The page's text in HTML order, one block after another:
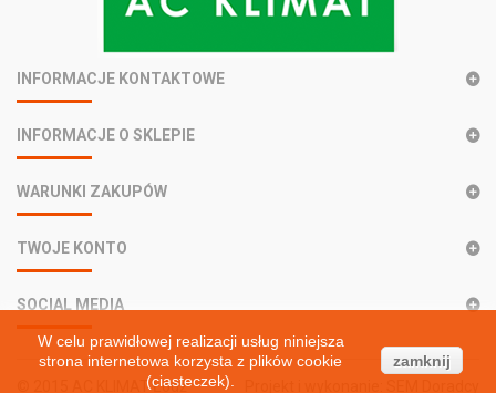
INFORMACJE KONTAKTOWE
INFORMACJE O SKLEPIE
WARUNKI ZAKUPÓW
© 2015 AC KLIMAT Łódź
TWOJE KONTO
SOCIAL MEDIA
W celu prawidłowej realizacji usług niniejsza
strona internetowa korzysta z plików cookie
(ciasteczek).
zamknij